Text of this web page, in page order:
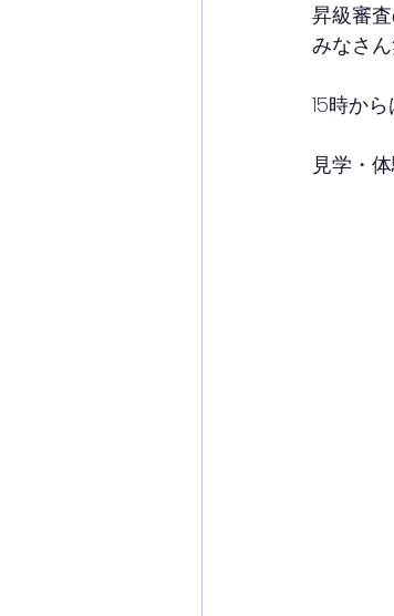
昇級審
みなさ
15時か
見学・